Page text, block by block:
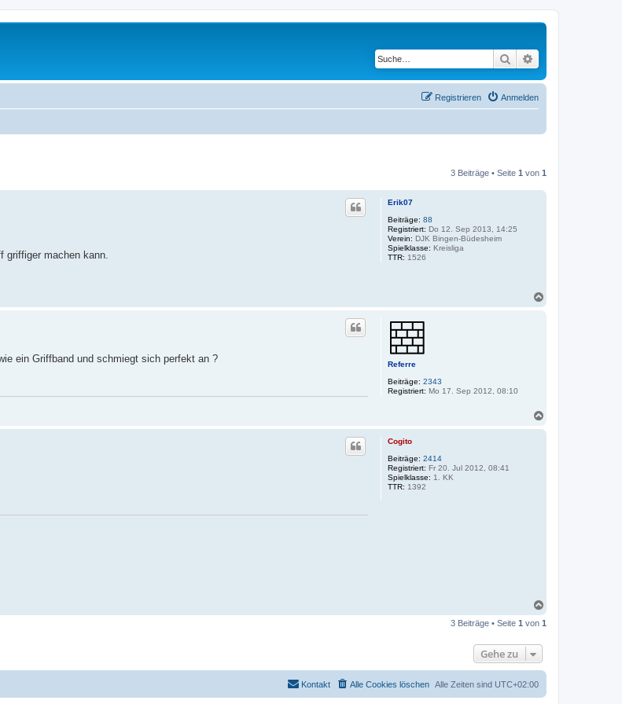
Suche
Anmelden
Registrieren
3 Beiträge • Seite 1 von 1
Erik07
Beiträge: 88
Registriert: Do 12. Sep 2013, 14:25
Verein: DJK Bingen-Büdesheim
Spielklasse: Kreisliga
TTR: 1526
griffiger machen kann.
Referre
Beiträge: 2343
Registriert: Mo 17. Sep 2012, 08:10
ein Griffband und schmiegt sich perfekt an ?
Cogito
Beiträge: 2414
Registriert: Fr 20. Jul 2012, 08:41
Spielklasse: 1. KK
TTR: 1392
c
3 Beiträge • Seite 1 von 1
Gehe zu
Alle Zeiten sind UTC+02:00
Alle Cookies löschen
Kontakt